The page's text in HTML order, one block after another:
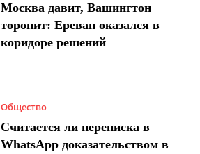
Москва давит, Вашингтон
торопит: Ереван оказался в
коридоре решений
Общество
Считается ли переписка в
WhatsApp доказательством в